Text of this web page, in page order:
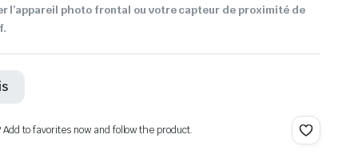
l’appareil photo frontal ou votre capteur de proximité de
to favorites now and follow the product.